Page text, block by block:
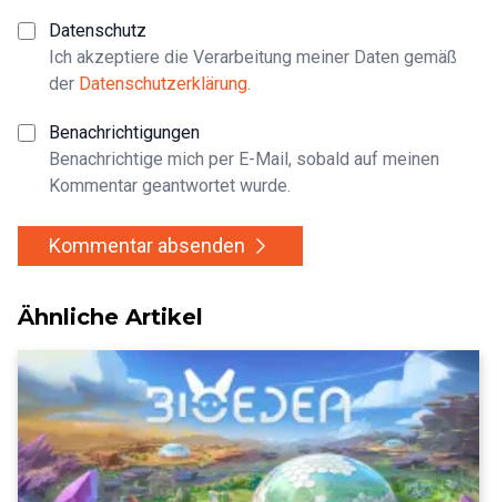
Datenschutz
Ich akzeptiere die Verarbeitung meiner Daten gemäß
der Datenschutzerklärung.
Benachrichtigungen
Benachrichtige mich per E-Mail, sobald auf meinen
Kommentar geantwortet wurde.
Kommentar absenden
Ähnliche Artikel